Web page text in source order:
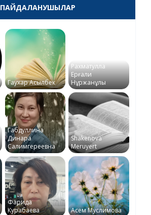
ПАЙДАЛАНУШЫЛАР
Гаухар Асылбек
Рахматулла
Ерғали
Нұржанұлы
Габдуллина
Динара
Салимгереевна
Shakenova
Meruyert
Фарида
Курабаева
Асем Муслимова